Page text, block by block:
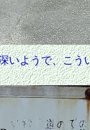
いようで、こう